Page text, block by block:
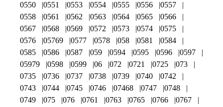
0550
0551 0553 0554 0555 0556
0557
0558
0561 0562 0563 0564 0565
0566
0567
0568 0569 0572 0573 0574
0575
0576
05769 0577 0578 058 0581
0584
0585
0586 0587 059 0594 0595 0596
0597
05979
0598 0599 06 072 0721 0725
073
0735
0736 0737 0738 0739 0740
0742
0743
0744 0745 0746 07468 0747
0748
0749
075 076 0761 0763 0765 0766
0767